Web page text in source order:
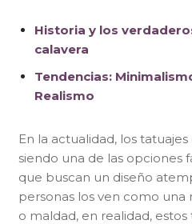
Historia y los
calavera
Tendencias:
Realismo
En la actualidad, los
siendo una de las opciones
que buscan un diseño
personas los ven como una
o maldad, en realidad,